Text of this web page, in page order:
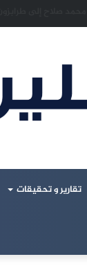
تقارير و تحقيقات